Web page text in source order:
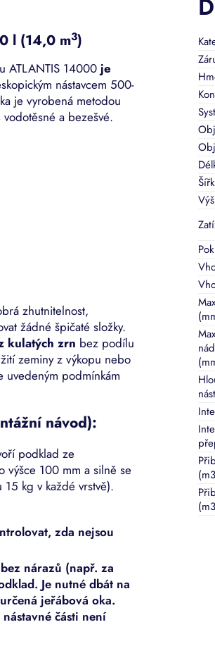
l (14,0 m3)
ATLANTIS 14000 je
nástavcem 500-
je vyrobená metodou
a bezešvé.
zhutnitelnost,
žádné špičaté složky.
kulatých zrn bez podílu
zeminy z výkopu nebo
uvedeným podmínkám
návod):
podklad ze
výšce 100 mm a silně se
kg v každé vrstvě).
zda nejsou
nárazů (např. za
Je nutné dbát na
jeřábová oka.
části není